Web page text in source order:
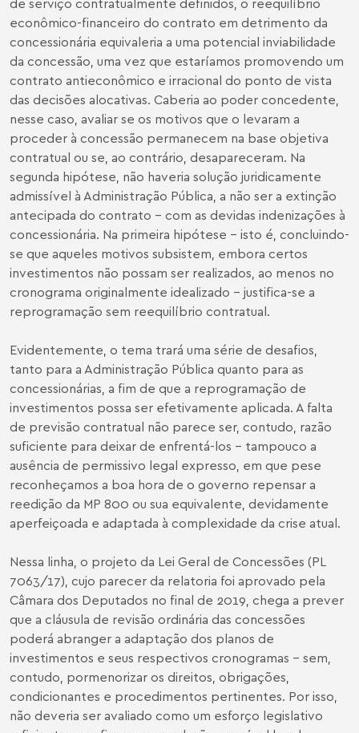
econômico-financeiro do contrato em detrimento da
concessionária equivaleria a uma potencial inviabilidade
da concessão, uma vez que estaríamos promovendo um
contrato antieconômico e irracional do ponto de vista
das decisões alocativas. Caberia ao poder concedente,
nesse caso, avaliar se os motivos que o levaram a
proceder à concessão permanecem na base objetiva
contratual ou se, ao contrário, desapareceram. Na
segunda hipótese, não haveria solução juridicamente
admissível à Administração Pública, a não ser a extinção
antecipada do contrato – com as devidas indenizações à
concessionária. Na primeira hipótese – isto é, concluindo-
se que aqueles motivos subsistem, embora certos
investimentos não possam ser realizados, ao menos no
cronograma originalmente idealizado – justifica-se a
reprogramação sem reequilíbrio contratual.
Evidentemente, o tema trará uma série de desafios,
tanto para a Administração Pública quanto para as
concessionárias, a fim de que a reprogramação de
investimentos possa ser efetivamente aplicada. A falta
de previsão contratual não parece ser, contudo, razão
suficiente para deixar de enfrentá-los – tampouco a
ausência de permissivo legal expresso, em que pese
reconheçamos a boa hora de o governo repensar a
reedição da MP 800 ou sua equivalente, devidamente
aperfeiçoada e adaptada à complexidade da crise atual.
Nessa linha, o projeto da Lei Geral de Concessões (PL
7063/17), cujo parecer da relatoria foi aprovado pela
Câmara dos Deputados no final de 2019, chega a prever
que a cláusula de revisão ordinária das concessões
poderá abranger a adaptação dos planos de
investimentos e seus respectivos cronogramas – sem,
contudo, pormenorizar os direitos, obrigações,
condicionantes e procedimentos pertinentes. Por isso,
não deveria ser avaliado como um esforço legislativo